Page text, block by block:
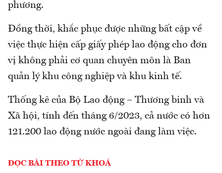
phương.
Đồng thời, khắc phục được những bất cập về
việc thực hiện cấp giấy phép lao động cho đơn
vị không phải cơ quan chuyên môn là Ban
quản lý khu công nghiệp và khu kinh tế.
Thống kê của Bộ Lao động – Thương binh và
Xã hội, tính đến tháng 6/2023, cả nước có hơn
121.200 lao động nước ngoài đang làm việc.
ĐỌC BÀI THEO TỪ KHOÁ